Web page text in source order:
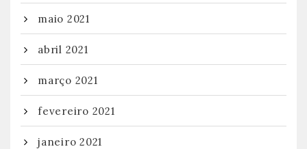
maio 2021
abril 2021
março 2021
fevereiro 2021
janeiro 2021